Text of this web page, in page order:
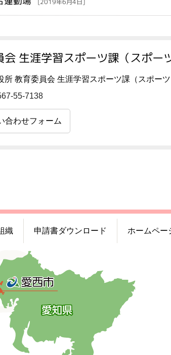
会 生涯学習スポーツ課（スポー
所 教育委員会 生涯学習スポーツ課（スポーツ
55-7138
合わせフォーム
織 申請書ダウンロード ホームペー